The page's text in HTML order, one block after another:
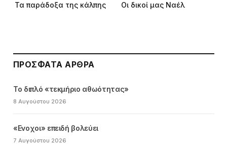
Τα παράδοξα της κάλπης Οι δικοί μας Ναέλ
ΠΡΌΣΦΑΤΑ ΆΡΘΡΑ
Το διπλό «τεκμήριο αθωότητας»
8 Αυγούστου 2026
«Ενοχοι» επειδή βολεύει
7 Αυγούστου 2026